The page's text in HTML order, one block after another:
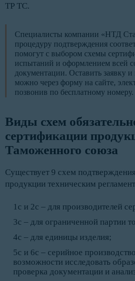
ТР ТС.
Специалисты компании «НТД
процедуру подтверждения
помогут с выбором схемы
испытаний и оформлением всей
документации. Оставить заявку и
можно через форму на сайте,
позвонив по бесплатному номеру.
Виды схем
сертификации
Таможенного союза
Существует 9 схем
продукции техническим
1с и 2с – для производителей
3с – для ограниченной партии
4с – для единицы изделия;
5с и 6с – серийное
возможности исследовать
проверка документации и